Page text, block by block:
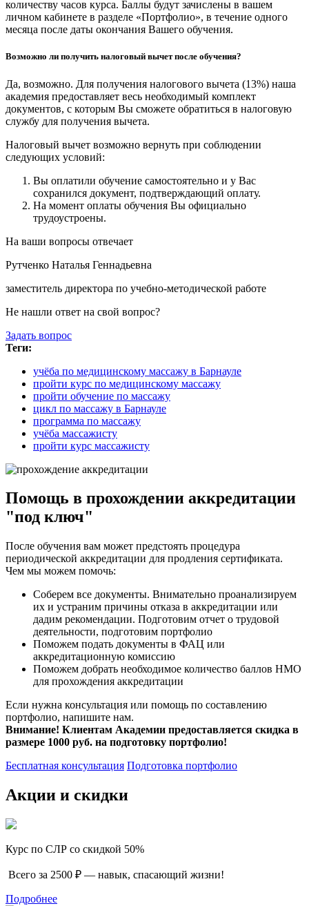
количеству часов курса. Баллы будут зачислены в вашем
личном кабинете в разделе «Портфолио», в течение одного
месяца после даты окончания Вашего обучения.
Возможно ли получить налоговый вычет после обучения?
Да, возможно. Для получения налогового вычета (13%) наша
академия предоставляет весь необходимый комплект
документов, с которым Вы сможете обратиться в налоговую
службу для получения вычета.
Налоговый вычет возможно вернуть при соблюдении
следующих условий:
Вы оплатили обучение самостоятельно и у Вас
сохранился документ, подтверждающий оплату.
На момент оплаты обучения Вы официально
трудоустроены.
На ваши вопросы отвечает
Рутченко Наталья Геннадьевна
заместитель директора по учебно-методической работе
Не нашли ответ на свой вопрос?
Задать вопрос
Теги:
учёба по медицинскому массажу в Барнауле
пройти курс по медицинскому массажу
пройти обучение по массажу
цикл по массажу в Барнауле
программа по массажу
учёба массажисту
пройти курс массажисту
Помощь в прохождении аккредитации
"под ключ"
После обучения вам может предстоять процедура
периодической аккредитации для продления сертификата.
Чем мы можем помочь:
Соберем все документы. Внимательно проанализируем
их и устраним причины отказа в аккредитации или
дадим рекомендации. Подготовим отчет о трудовой
деятельности, подготовим портфолио
Поможем подать документы в ФАЦ или
аккредитационную комиссию
Поможем добрать необходимое количество баллов НМО
для прохождения аккредитации
Если нужна консультация или помощь по составлению
портфолио, напишите нам.
Внимание! Клиентам Академии предоставляется скидка в
размере 1000 руб. на подготовку портфолио!
Бесплатная консультация Подготовка портфолио
Акции и скидки
Курс по СЛР со скидкой 50%
Всего за 2500 ₽ — навык, спасающий жизни!
Подробнее